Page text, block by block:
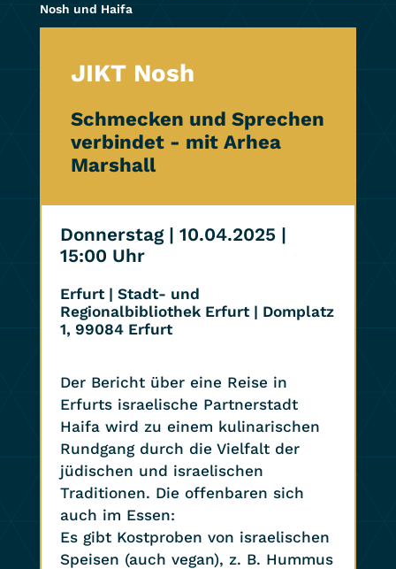
Nosh und Haifa
JIKT Nosh
Schmecken und Sprechen
verbindet - mit Arhea
Marshall
Donnerstag | 10.04.2025 |
15:00 Uhr
Erfurt | Stadt- und
Regionalbibliothek Erfurt | Domplatz
1, 99084 Erfurt
Der Bericht über eine Reise in
Erfurts israelische Partnerstadt
Haifa wird zu einem kulinarischen
Rundgang durch die Vielfalt der
jüdischen und israelischen
Traditionen. Die offenbaren sich
auch im Essen:
Es gibt Kostproben von israelischen
Speisen (auch vegan), z. B. Hummus